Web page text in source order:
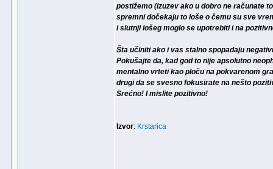
postižemo (izuzev ako u dobro ne računate
spremni dočekaju to loše o čemu su sve
i slutnji lošeg moglo se upotrebiti i na
Šta učiniti ako i vas stalno spopadaju
Pokušajte da, kad god to nije apsolutno
mentalno vrteti kao ploču na pokvarenom
drugi da se svesno fokusirate na nešto
Srećno! I mislite pozitivno!
Izvor: Krstarica